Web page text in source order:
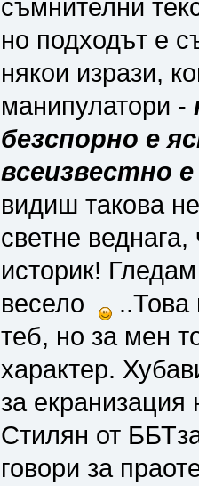
съмнителни
но подходът е
някои изрази,
манипулатори -
безспорно е
всеизвестно е
видиш такова
светне
историк!
весело
..Това
теб, но за мен
характер.
за екранизация
Стилян от
говори за